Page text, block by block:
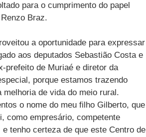
para o cumprimento do papel
Braz.
a oportunidade para expressar
aos deputados Sebastião Costa e
prefeito de Muriaé e diretor da
porque estamos trazendo
de vida do meio rural.
o nome do meu filho Gilberto, que
como empresário, competente
tenho certeza de que este Centro de